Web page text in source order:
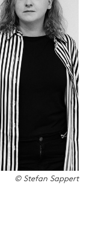
© Stefan Sappert